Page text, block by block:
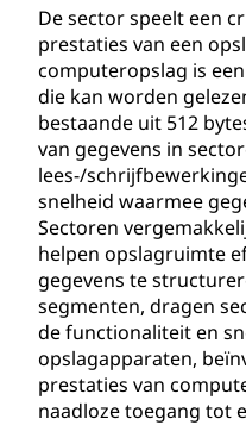
De sector speelt een
prestaties van een
computeropslag is
die kan worden
bestaande uit 512
van gegevens in
lees-/
snelheid waarmee
Sectoren
helpen opslagruimte
gegevens te
segmenten, dragen
de functionaliteit en
opslagapparaten,
prestaties van
naadloze toegang tot